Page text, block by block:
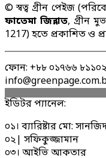
© স্বত্ব গ্রীন পেইজ
ফাতেমা জিন্নাত, গ্রীন
1217) হতে প্রকাশিত ও
ফোন: +৮৮ ০১৭৬৬
ইডিটর প্যানেল:
০১। ব্যারিষ্টার মো:
০২| সফিকুজ্জামান
০৩। আইভি আকতার